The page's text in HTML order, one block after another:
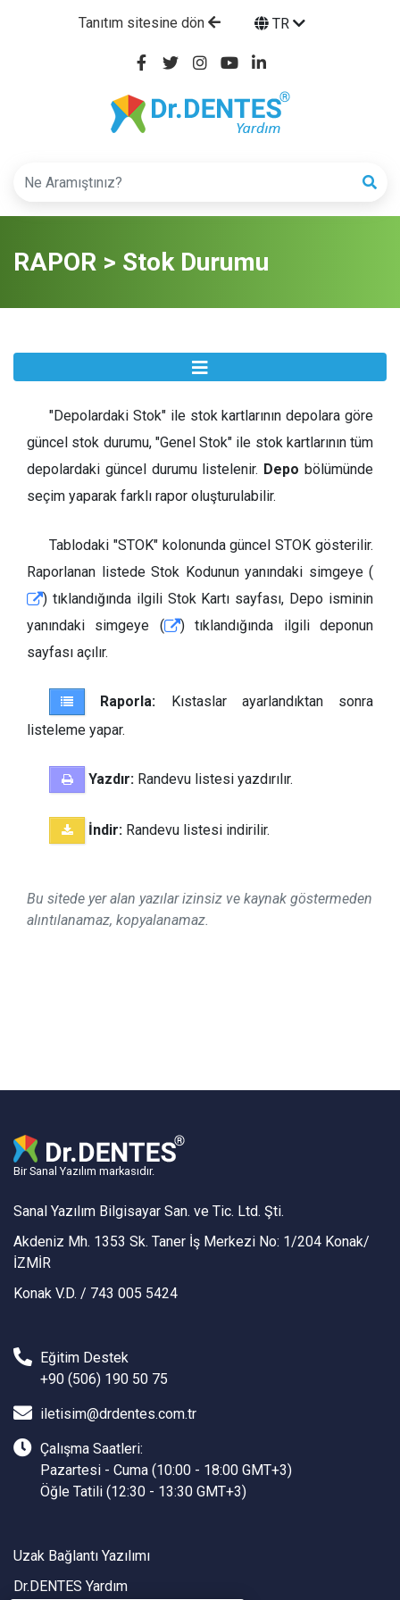
Tanıtım sitesine dön TR
RAPOR > Stok Durumu
​"Depolardaki Stok" ile stok kartlarının depolara göre
güncel stok durumu, "Genel Stok" ile stok kartlarının tüm
depolardaki güncel durumu listelenir. Depobölümünde
seçim yaparak farklı rapor oluşturulabilir.
Tablodaki "STOK" kolonunda güncel STOK gösterilir.
Raporlanan listede Stok Kodunun yanındaki simgeye (
) tıklandığında ilgili Stok Kartı sayfası, Depo isminin
yanındaki simgeye (
) tıklandığında ilgili deponun
sayfası açılır.
Raporla: Kıstaslar ayarlandıktan sonra
listeleme yapar.
Yazdır: Randevu listesi yazdırılır.
İndir: Randevu listesi indirilir.
Bu sitede yer alan yazılar izinsiz ve kaynak göstermeden
alıntılanamaz, kopyalanamaz.
Bir Sanal Yazılım markasıdır.
Sanal Yazılım Bilgisayar San. ve Tic. Ltd. Şti.
Akdeniz Mh. 1353 Sk. Taner İş Merkezi No: 1/204 Konak/
İZMİR
Konak V.D. / 743 005 5424
Eğitim Destek
+90 (506) 190 50 75
iletisim@drdentes.com.tr
Çalışma Saatleri:
Pazartesi - Cuma (10:00 - 18:00 GMT+3)
Öğle Tatili (12:30 - 13:30 GMT+3)
Uzak Bağlantı Yazılımı
Dr.DENTES Yardım